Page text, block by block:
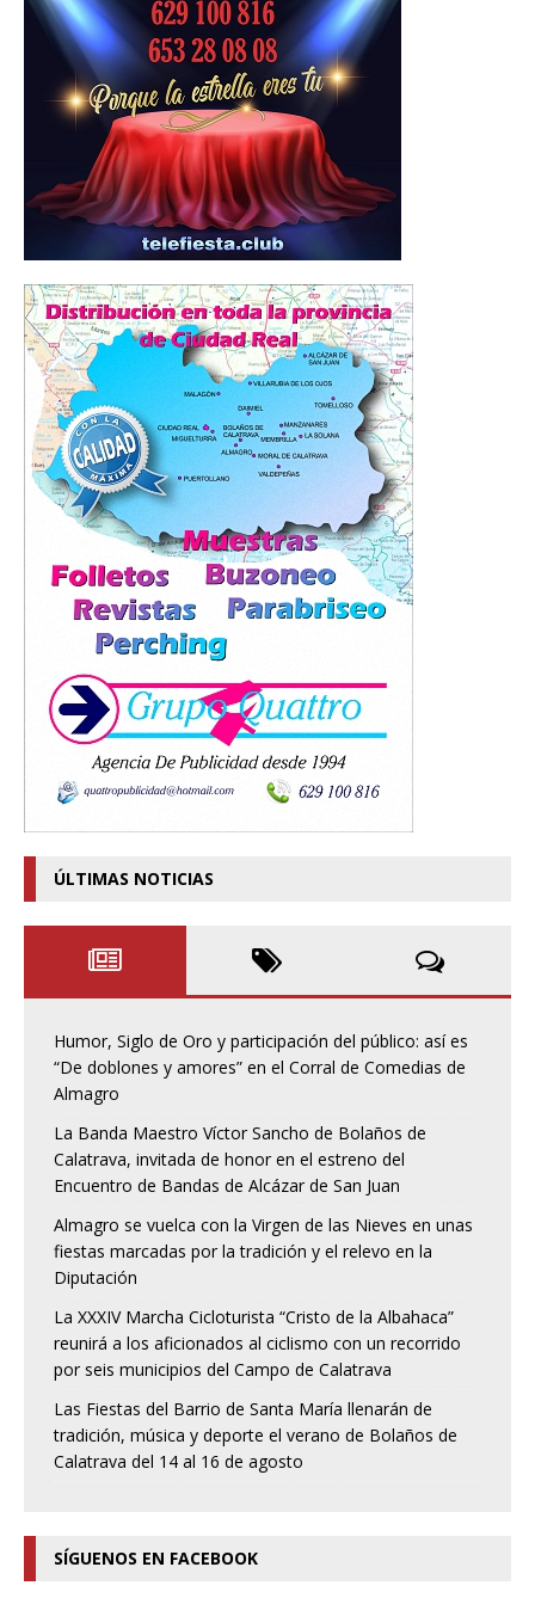
ÚLTIMAS NOTICIAS
Humor, Siglo de Oro y participación del público: así es
“De doblones y amores” en el Corral de Comedias de
Almagro
La Banda Maestro Víctor Sancho de Bolaños de
Calatrava, invitada de honor en el estreno del
Encuentro de Bandas de Alcázar de San Juan
Almagro se vuelca con la Virgen de las Nieves en unas
fiestas marcadas por la tradición y el relevo en la
Diputación
La XXXIV Marcha Cicloturista “Cristo de la Albahaca”
reunirá a los aficionados al ciclismo con un recorrido
por seis municipios del Campo de Calatrava
Las Fiestas del Barrio de Santa María llenarán de
tradición, música y deporte el verano de Bolaños de
Calatrava del 14 al 16 de agosto
SÍGUENOS EN FACEBOOK